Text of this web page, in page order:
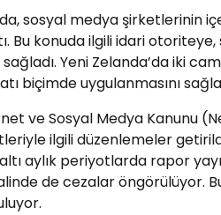
sosyal medya
Bu konuda ilgili idari
Yeni Zelanda’da iki
biçimde uygulanmasını
ve Sosyal Medya Kanunu
ilgili düzenlemeler
aylık periyotlarda rapor
de cezalar öngörülüyor.